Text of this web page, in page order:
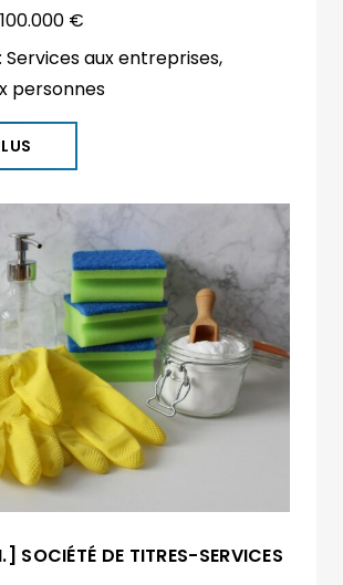
100.000 €
Services aux entreprises,
personnes
SOCIÉTÉ DE TITRES-SERVICES